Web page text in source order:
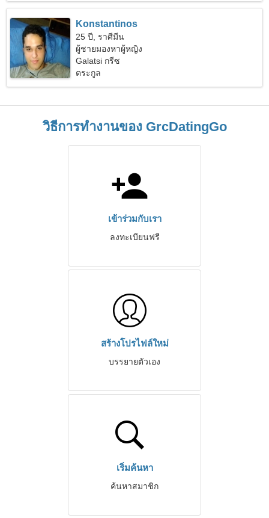
Konstantinos
25 ปี, ราศีมีน
ผู้ชายมองหาผู้หญิง
Galatsi กรีซ
ตระกูล
วิธีการทำงานของ GrcDatingGo
เข้าร่วมกับเรา
ลงทะเบียนฟรี
สร้างโปรไฟล์ใหม่
บรรยายตัวเอง
เริ่มค้นหา
ค้นหาสมาชิก